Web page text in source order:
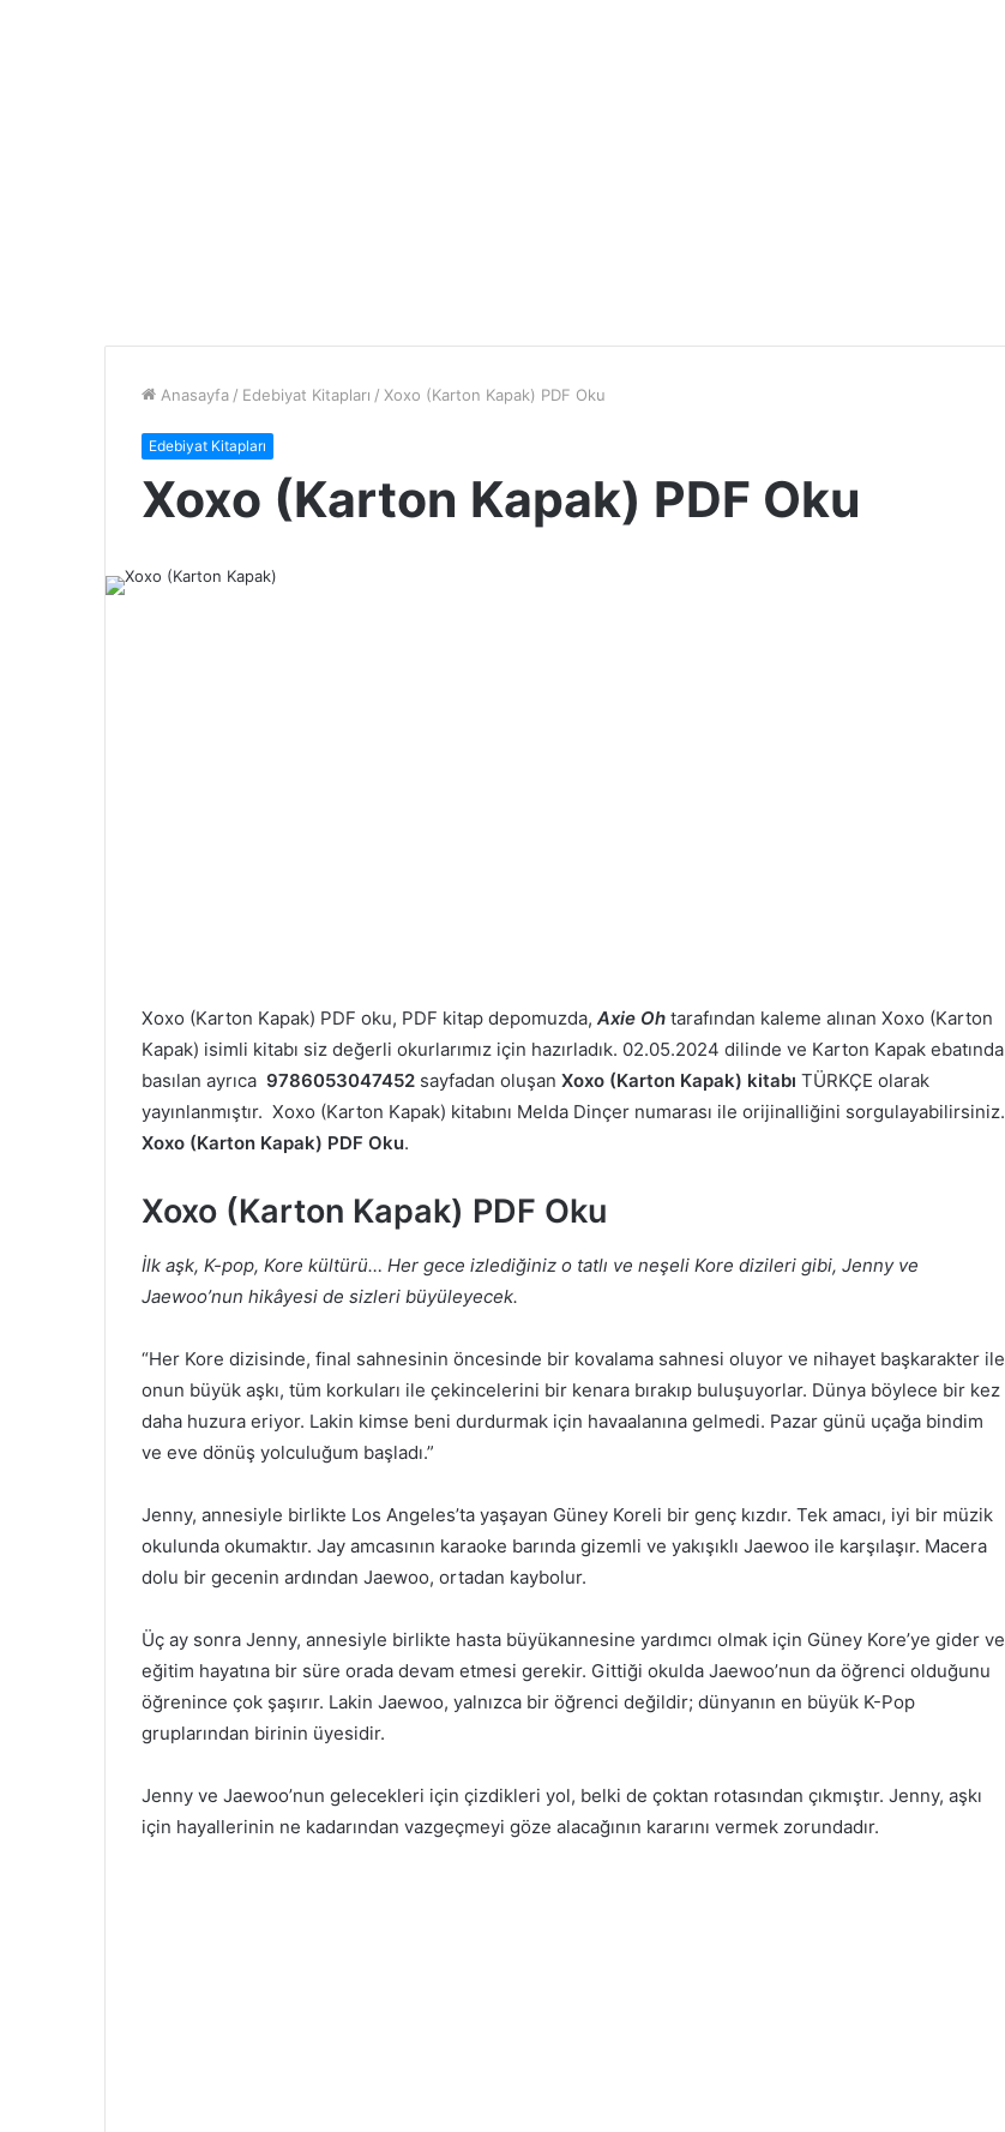
Anasayfa / Edebiyat Kitapları / Xoxo (Karton Kapak) PDF Oku
Edebiyat Kitapları
Xoxo (Karton Kapak) PDF Oku
Xoxo (Karton Kapak) PDF oku, PDF kitap depomuzda, Axie Oh tarafından kaleme alınan Xoxo (Karton
Kapak) isimli kitabı siz değerli okurlarımız için hazırladık. 02.05.2024 dilinde ve Karton Kapak ebatında
basılan ayrıca 9786053047452 sayfadan oluşan Xoxo (Karton Kapak) kitabı TÜRKÇE olarak
yayınlanmıştır. Xoxo (Karton Kapak) kitabını Melda Dinçer numarası ile orijinalliğini sorgulayabilirsiniz.
Xoxo (Karton Kapak) PDF Oku.
Xoxo (Karton Kapak) PDF Oku
İlk aşk, K-pop, Kore kültürü… Her gece izlediğiniz o tatlı ve neşeli Kore dizileri gibi, Jenny ve
Jaewoo’nun hikâyesi de sizleri büyüleyecek.
“Her Kore dizisinde, final sahnesinin öncesinde bir kovalama sahnesi oluyor ve nihayet başkarakter ile
onun büyük aşkı, tüm korkuları ile çekincelerini bir kenara bırakıp buluşuyorlar. Dünya böylece bir kez
daha huzura eriyor. Lakin kimse beni durdurmak için havaalanına gelmedi. Pazar günü uçağa bindim
ve eve dönüş yolculuğum başladı.”
Jenny, annesiyle birlikte Los Angeles’ta yaşayan Güney Koreli bir genç kızdır. Tek amacı, iyi bir müzik
okulunda okumaktır. Jay amcasının karaoke barında gizemli ve yakışıklı Jaewoo ile karşılaşır. Macera
dolu bir gecenin ardından Jaewoo, ortadan kaybolur.
Üç ay sonra Jenny, annesiyle birlikte hasta büyükannesine yardımcı olmak için Güney Kore’ye gider ve
eğitim hayatına bir süre orada devam etmesi gerekir. Gittiği okulda Jaewoo’nun da öğrenci olduğunu
öğrenince çok şaşırır. Lakin Jaewoo, yalnızca bir öğrenci değildir; dünyanın en büyük K-Pop
gruplarından birinin üyesidir.
Jenny ve Jaewoo’nun gelecekleri için çizdikleri yol, belki de çoktan rotasından çıkmıştır. Jenny, aşkı
için hayallerinin ne kadarından vazgeçmeyi göze alacağının kararını vermek zorundadır.